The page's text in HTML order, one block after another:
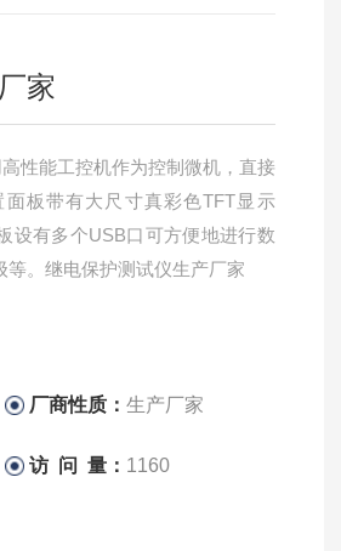
家
性能工控机作为控制微机，直接
板带有大尺寸真彩色TFT显示
设有多个USB口可方便地进行数
。继电保护测试仪生产厂家
厂商性质：生产厂家
访 问 量： 1160